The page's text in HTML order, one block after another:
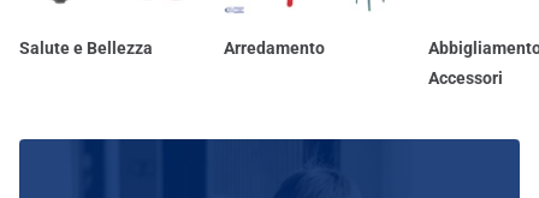
Salute e Bellezza Arredamento
Accessori